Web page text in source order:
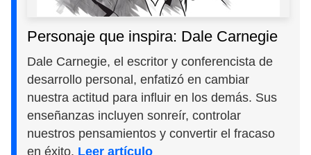
Personaje que inspira: Dale Carnegie
Dale Carnegie, el escritor y conferencista de
desarrollo personal, enfatizó en cambiar
nuestra actitud para influir en los demás. Sus
enseñanzas incluyen sonreír, controlar
nuestros pensamientos y convertir el fracaso
en éxito. Leer artículo